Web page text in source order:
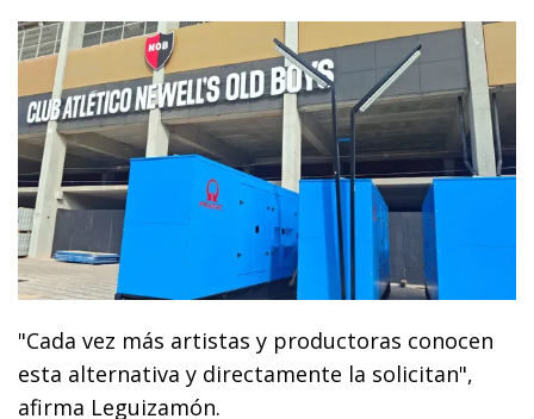
"Cada vez más artistas y productoras conocen
esta alternativa y directamente la solicitan",
afirma Leguizamón.